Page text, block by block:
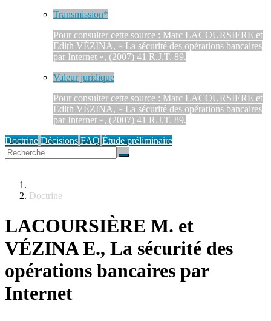
Transmission*
Pour consulter cette source : Marc LACOURSIÈRE et
Édith VÉZINA, « La sécurité des opérations bancaires
par Internet », (2007) 41 R.J.T. 89.
Valeur juridique
Pour consulter cette source : Marc LACOURSIÈRE et
Édith VÉZINA, « La sécurité des opérations bancaires
par Internet », (2007) 41 R.J.T. 89.
Doctrine Décisions FAQ Étude préliminaire
Doctrine
LACOURSIÈRE M. et
VÉZINA E., La sécurité des
opérations bancaires par
Internet